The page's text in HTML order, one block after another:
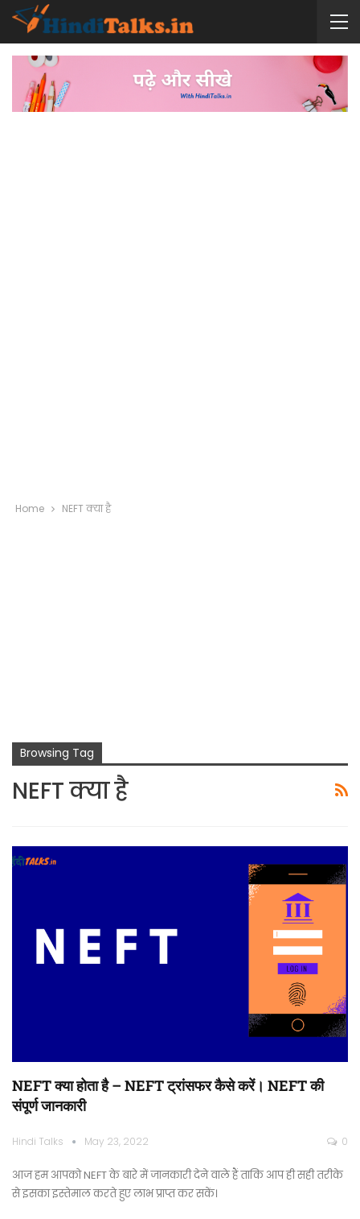
Home NEFT क्या है
Browsing Tag
NEFT क्या है
NEFT क्या होता है – NEFT ट्रांसफर कैसे करें। NEFT की
संपूर्ण जानकारी
Hindi Talks May 23, 2022 0
आज हम आपको NEFT के बारे में जानकारी देने वाले हैं ताकि आप ही सही तरीके
से इसका इस्तेमाल करते हुए लाभ प्राप्त कर सकें।